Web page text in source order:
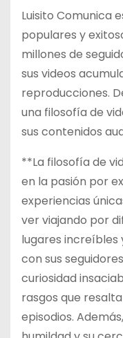
Luisito Comunica
populares y
millones de
sus videos
reproducciones.
una filosofía de
sus contenidos
**La filosofía de
en la pasión por
experiencias
ver viajando por
lugares increíbles
con sus
curiosidad
rasgos que
episodios.